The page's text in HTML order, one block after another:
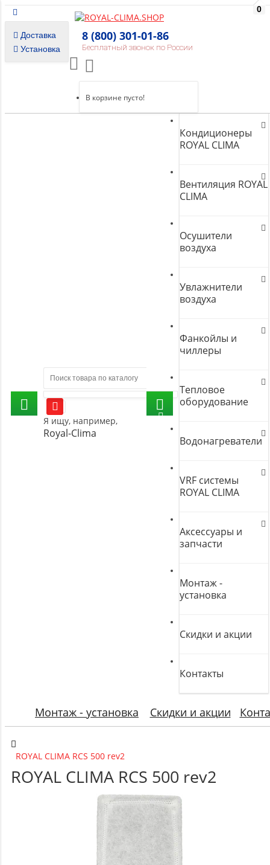
Доставка
Установка
8 (800) 301-01-86
Бесплатный звонок по России
0
В корзине пусто!
Я ищу, например,
Royal-Clima
Кондиционеры
ROYAL CLIMA
Вентиляция ROYAL
CLIMA
Осушители
воздуха
Увлажнители
воздуха
Фанкойлы и
чиллеры
Тепловое
оборудование
Водонагреватели
VRF системы
ROYAL CLIMA
Аксессуары и
запчасти
Монтаж -
установка
Скидки и акции
Контакты
Монтаж - установка Скидки и акции
ROYAL CLIMA RCS 500 rev2
ROYAL CLIMA RCS 500 rev2